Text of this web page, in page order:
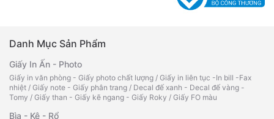
Danh Mục Sản Phẩm
Giấy In Ấn - Photo
Giấy in văn phòng - Giấy photo chất lượng / Giấy in liên tục -In bill -Fax
nhiệt / Giấy note - Giấy phân trang / Decal đế xanh - Decal đế vàng -
Tomy / Giấy than - Giấy kẽ ngang - Giấy Roky / Giấy FO màu
Bìa - Kệ - Rổ